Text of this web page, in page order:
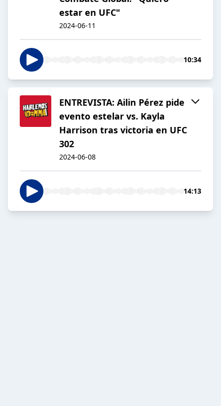
estar en UFC"
2024-06-11
10:34
ENTREVISTA: Ailin Pérez pide
evento estelar vs. Kayla
Harrison tras victoria en UFC
302
2024-06-08
14:13